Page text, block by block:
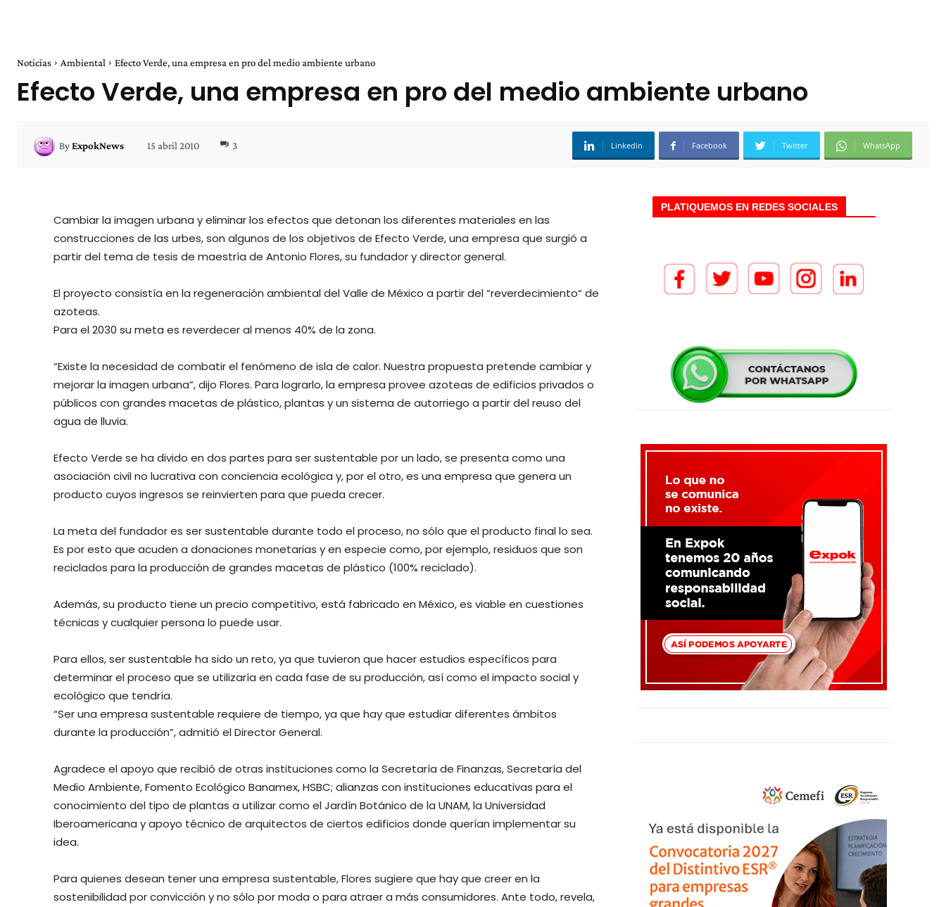
Noticias Ambiental Efecto Verde, una empresa en pro del medio ambiente urbano
Efecto Verde, una empresa en pro del medio ambiente urbano
ByExpokNews 15 abril 2010 3 Linkedin Facebook Twitter WhatsApp
Cambiar la imagen urbana y eliminar los efectos que detonan los diferentes materiales en las
construcciones de las urbes, son algunos de los objetivos de Efecto Verde, una empresa que surgió a
partir del tema de tesis de maestría de Antonio Flores, su fundador y director general.
El proyecto consistía en la regeneración ambiental del Valle de México a partir del “reverdecimiento“ de
azoteas.
Para el 2030 su meta es reverdecer al menos 40% de la zona.
“Existe la necesidad de combatir el fenómeno de isla de calor. Nuestra propuesta pretende cambiar y
mejorar la imagen urbana”, dijo Flores. Para lograrlo, la empresa provee azoteas de edificios privados o
públicos con grandes macetas de plástico, plantas y un sistema de autorriego a partir del reuso del
agua de lluvia.
Efecto Verde se ha divido en dos partes para ser sustentable por un lado, se presenta como una
asociación civil no lucrativa con conciencia ecológica y, por el otro, es una empresa que genera un
producto cuyos ingresos se reinvierten para que pueda crecer.
La meta del fundador es ser sustentable durante todo el proceso, no sólo que el producto final lo sea.
Es por esto que acuden a donaciones monetarias y en especie como, por ejemplo, residuos que son
reciclados para la producción de grandes macetas de plástico (100% reciclado).
Además, su producto tiene un precio competitivo, está fabricado en México, es viable en cuestiones
técnicas y cualquier persona lo puede usar.
Para ellos, ser sustentable ha sido un reto, ya que tuvieron que hacer estudios específicos para
determinar el proceso que se utilizaría en cada fase de su producción, así como el impacto social y
ecológico que tendría.
“Ser una empresa sustentable requiere de tiempo, ya que hay que estudiar diferentes ámbitos
durante la producción”, admitió el Director General.
Agradece el apoyo que recibió de otras instituciones como la Secretaría de Finanzas, Secretaría del
Medio Ambiente, Fomento Ecológico Banamex, HSBC; alianzas con instituciones educativas para el
conocimiento del tipo de plantas a utilizar como el Jardín Botánico de la UNAM, la Universidad
Iberoamericana y apoyo técnico de arquitectos de ciertos edificios donde querían implementar su
idea.
Para quienes desean tener una empresa sustentable, Flores sugiere que hay que creer en la
sostenibilidad por convicción y no sólo por moda o para atraer a más consumidores. Ante todo, revela,
PLATIQUEMOS EN REDES SOCIALES